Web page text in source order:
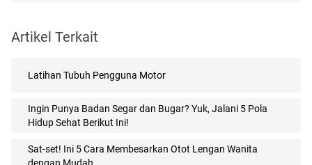
Artikel Terkait
Latihan Tubuh Pengguna Motor
Ingin Punya Badan Segar dan Bugar? Yuk, Jalani 5 Pola
Hidup Sehat Berikut Ini!
Sat-set! Ini 5 Cara Membesarkan Otot Lengan Wanita
dengan Mudah